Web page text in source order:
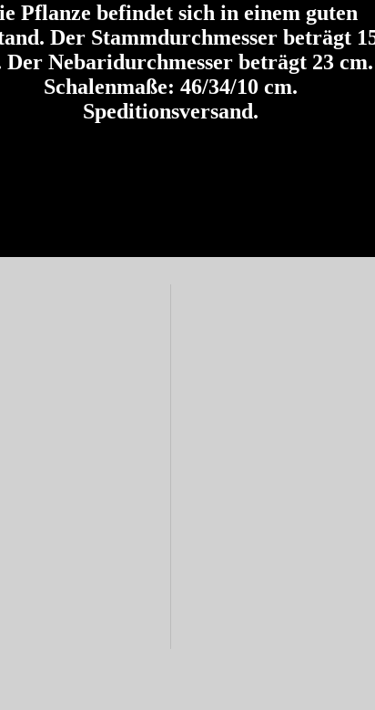
Pflanze befindet sich in einem guten
Der Stammdurchmesser beträgt
Der Nebaridurchmesser beträgt 23 cm.
Schalenmaße: 46/34/10 cm.
Speditionsversand.